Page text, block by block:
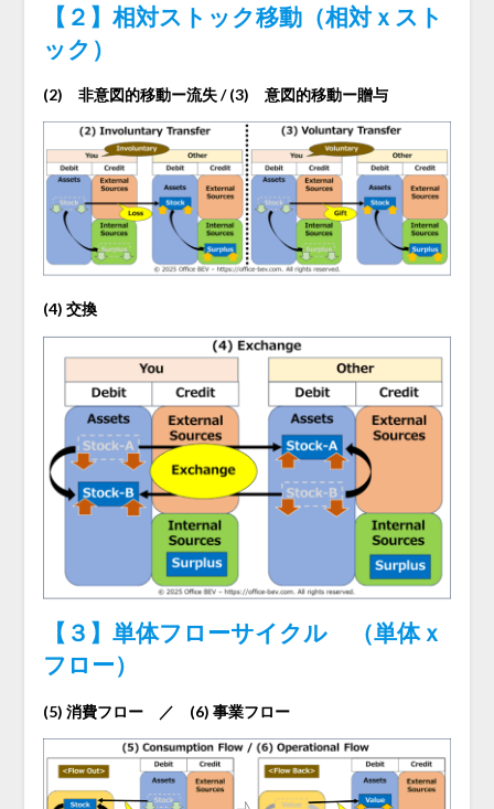
【２】相対ストック移動（相対ｘスト
ック）
(2) 非意図的移動ー流失 / (3) 意図的移動ー贈与
(4) 交換
【３】単体フローサイクル （単体ｘ
フロー）
(5) 消費フロー ／ (6) 事業フロー